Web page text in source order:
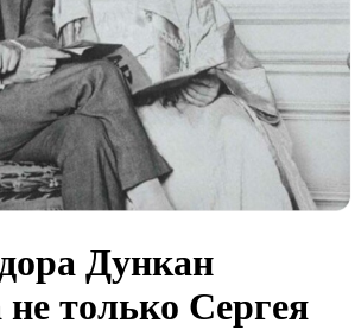
Дункан
только Сергея